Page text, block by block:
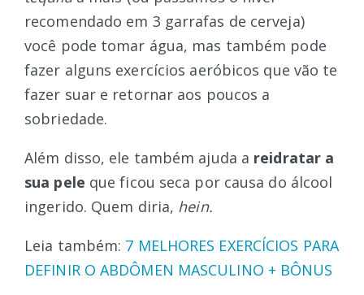
recomendado em 3 garrafas de cerveja)
você pode tomar água, mas também pode
fazer alguns exercícios aeróbicos que vão te
fazer suar e retornar aos poucos a
sobriedade.
Além disso, ele também ajuda a reidratar a
sua pele que ficou seca por causa do álcool
ingerido. Quem diria, hein.
Leia também: 7 MELHORES EXERCÍCIOS PARA
DEFINIR O ABDÔMEN MASCULINO + BÔNUS